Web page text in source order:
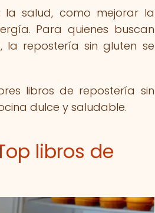
salud, como mejorar la
Para quienes buscan
la repostería sin gluten se
libros de repostería sin
dulce y saludable.
libros de